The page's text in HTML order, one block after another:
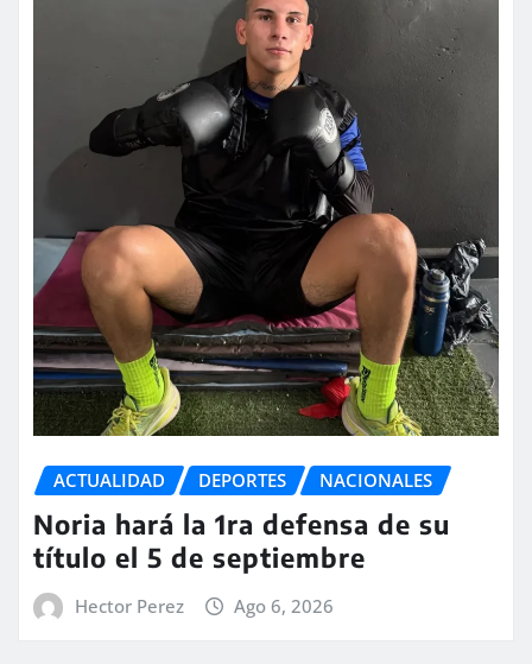
ACTUALIDAD DEPORTES NACIONALES
Noria hará la 1ra defensa de su
título el 5 de septiembre
Hector Perez Ago 6, 2026